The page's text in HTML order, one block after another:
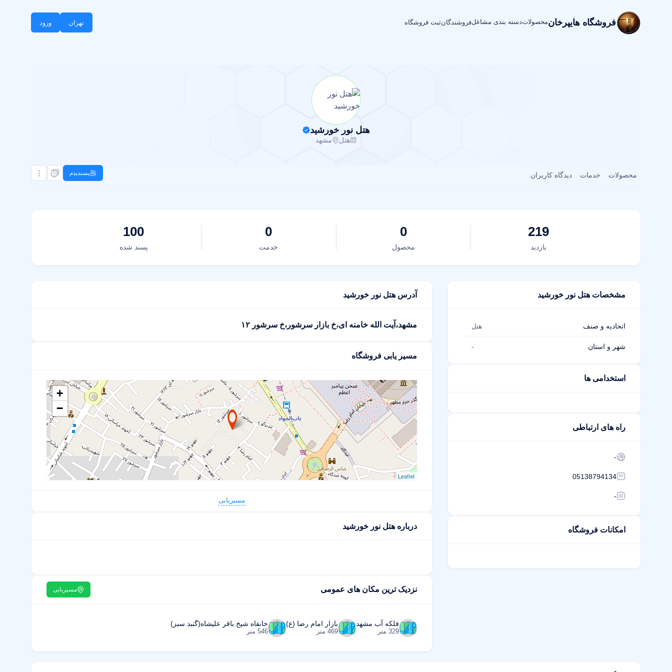
فروشگاه هایپرخانمحصولاتدسته بندی مشاغلفروشندگانثبت فروشگاه تهران ورود
هتل نور خورشید
هتل مشهد
محصولات خدمات دیدگاه کاربران پسندیدم
219
بازدید
0
محصول
0
خدمت
100
پسند شده
مشخصات هتل نور خورشید
اتحادیه و صنف هتل
شهر و استان -
استخدامی ها
راه های ارتباطی
-
05138794134
-
امکانات فروشگاه
آدرس هتل نور خورشید
مشهد،آیت الله خامنه ای،خ بازار سرشور،خ سرشور ۱۲
مسیر یابی فروشگاه
+
−
Leaflet
مسیریابی
درباره هتل نور خورشید
نزدیک ترین مکان های عمومی مسیریابی
فلکه آب مشهد
329 متر
بازار امام رضا (ع)
469 متر
خانقاه شیخ باقر علیشاه(گنبد سبز)
546 متر